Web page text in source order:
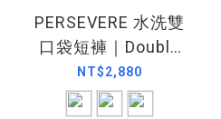
PERSEVERE 水洗雙
口袋短褲｜Double
Pocket
Shorts（26SS）
NT$2,880